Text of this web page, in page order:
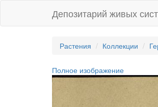
Депозитарий живых
Растения Коллекции
Полное изображение